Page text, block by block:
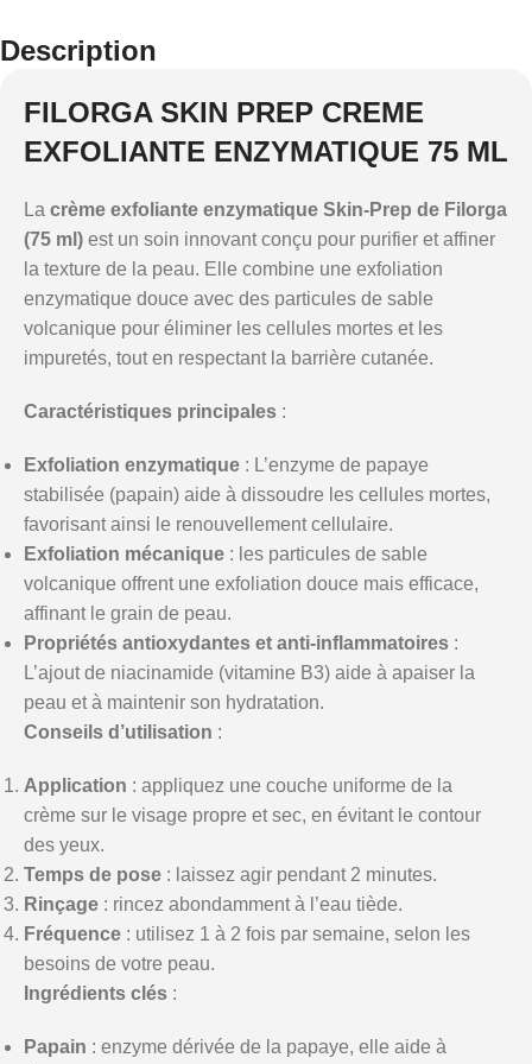
Description
FILORGA SKIN PREP CREME
EXFOLIANTE ENZYMATIQUE 75 ML
La crème exfoliante enzymatique Skin-Prep de Filorga
(75 ml) est un soin innovant conçu pour purifier et affiner
la texture de la peau. Elle combine une exfoliation
enzymatique douce avec des particules de sable
volcanique pour éliminer les cellules mortes et les
impuretés, tout en respectant la barrière cutanée.
Caractéristiques principales :
Exfoliation enzymatique : L’enzyme de papaye
stabilisée (papain) aide à dissoudre les cellules mortes,
favorisant ainsi le renouvellement cellulaire.
Exfoliation mécanique : les particules de sable
volcanique offrent une exfoliation douce mais efficace,
affinant le grain de peau.
Propriétés antioxydantes et anti-inflammatoires :
L’ajout de niacinamide (vitamine B3) aide à apaiser la
peau et à maintenir son hydratation.
Conseils d’utilisation :
Application : appliquez une couche uniforme de la
crème sur le visage propre et sec, en évitant le contour
des yeux.
Temps de pose : laissez agir pendant 2 minutes.
Rinçage : rincez abondamment à l’eau tiède.
Fréquence : utilisez 1 à 2 fois par semaine, selon les
besoins de votre peau.
Ingrédients clés :
Papain : enzyme dérivée de la papaye, elle aide à